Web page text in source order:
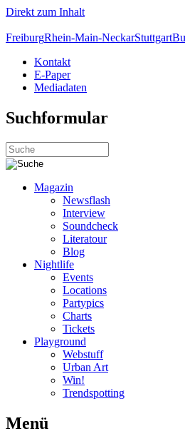
Direkt zum Inhalt
FreiburgRhein-Main-NeckarStuttgart
Kontakt
E-Paper
Mediadaten
Suchformular
Magazin
Newsflash
Interview
Soundcheck
Literatour
Blog
Nightlife
Events
Locations
Partypics
Charts
Tickets
Playground
Webstuff
Urban Art
Win!
Trendspotting
Menü